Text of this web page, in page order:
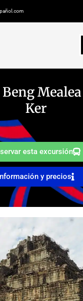
Beng
Ker
esta excursión
y precios